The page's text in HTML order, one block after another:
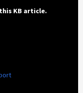
KB article.